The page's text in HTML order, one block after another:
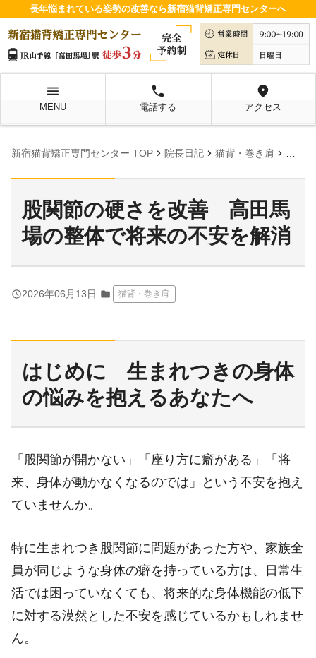
長年悩まれている姿勢の改善なら新宿猫背矯正専門センターへ
menu
MENU
local_phone
電話する
location_on
アクセス
新宿猫背矯正専門センター TOP chevron_right 院長日記 chevron_right 猫背・巻き肩 chevron_right
股関節の硬さを改善 高田馬
場の整体で将来の不安を解消
query_builder2026年06月13日 folder 猫背・巻き肩
はじめに 生まれつきの身体
の悩みを抱えるあなたへ
「股関節が開かない」「座り方に癖がある」「将
来、身体が動かなくなるのでは」という不安を抱え
ていませんか。
特に生まれつき股関節に問題があった方や、家族全
員が同じような身体の癖を持っている方は、日常生
活では困っていなくても、将来的な身体機能の低下
に対する漠然とした不安を感じているかもしれませ
ん。